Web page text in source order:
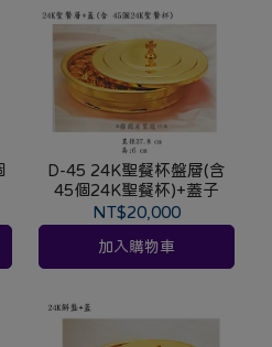
D-45 24K聖餐杯盤層(含
45個24K聖餐杯)+蓋子
NT$20,000
加入購物車